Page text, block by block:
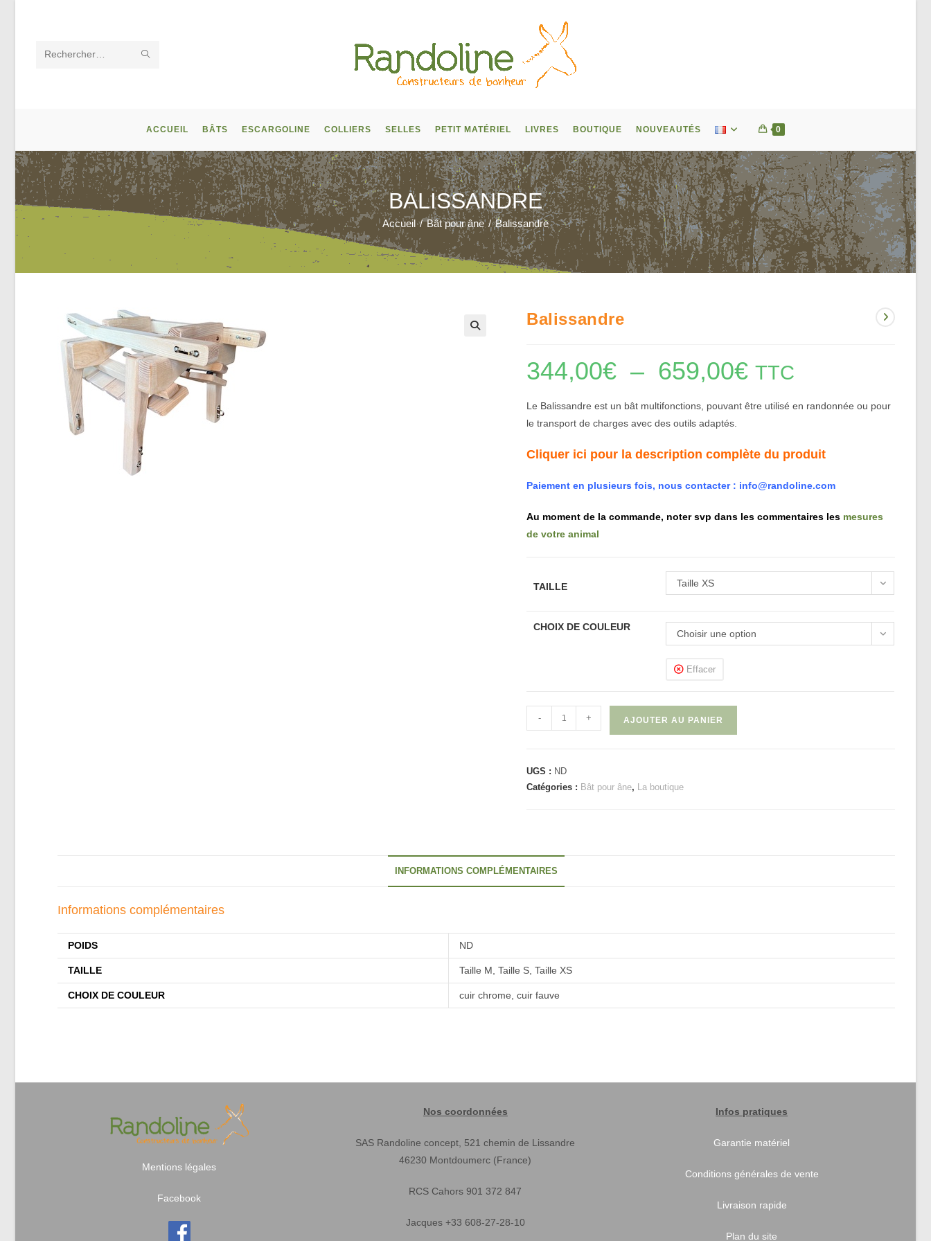
Rechercher
ACCUEIL BÂTS ESCARGOLINE COLLIERS SELLES PETIT MATÉRIEL LIVRES BOUTIQUE NOUVEAUTÉS 0
BALISSANDRE
Accueil / Bât pour âne / Balissandre
Balissandre
344,00€ – 659,00€ prix :
à
659,00€
TTC
Le Balissandre est un bât multifonctions, pouvant être utilisé en randonnée ou pour
le transport de charges avec des outils adaptés.
Cliquer ici pour la description complète du produit
Paiement en plusieurs fois, nous contacter : info@randoline.com
Au moment de la commande, noter svp dans les commentaires les mesures
de votre animal
TAILLE Taille XS
CHOIX DE COULEUR
Choisir une option
Effacer
de
- + AJOUTER AU PANIER
UGS : ND
Catégories : Bât pour âne, La boutique
INFORMATIONS COMPLÉMENTAIRES
Informations complémentaires
POIDS ND
TAILLE Taille M, Taille S, Taille XS
CHOIX DE COULEUR cuir chrome, cuir fauve
Mentions légales
Facebook
Nos coordonnées
SAS Randoline concept, 521 chemin de Lissandre
46230 Montdoumerc (France)
RCS Cahors 901 372 847
Jacques +33 608-27-28-10
Infos pratiques
Garantie matériel
Conditions générales de vente
Livraison rapide
Plan du site